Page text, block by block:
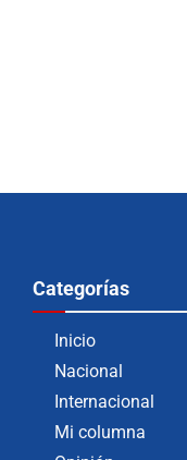
Categorías
Inicio
Nacional
Internacional
Mi columna